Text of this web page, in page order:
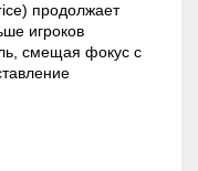
продолжает
игроков
смещая фокус с